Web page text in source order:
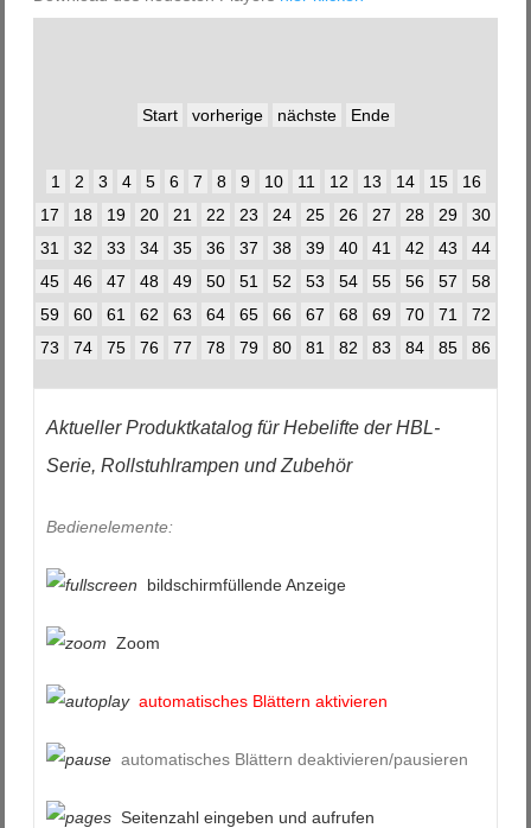
Start vorherige nächste Ende
1 2 3 4 5 6 7 8 9 10 11 12 13 14 15
16
17
18 19 20 21 22 23 24 25 26 27 28 29
30
31
32 33 34 35 36 37 38 39 40 41 42 43
44
45
46 47 48 49 50 51 52 53 54 55 56 57
58
59
60 61 62 63 64 65 66 67 68 69 70 71
72
73
74 75 76 77 78 79 80 81 82 83 84 85 86
Aktueller Produktkatalog für Hebelifte der HBL-
Serie, Rollstuhlrampen und Zubehör
Bedienelemente:
bildschirmfüllende Anzeige
Zoom
automatisches Blättern aktivieren
automatisches Blättern deaktivieren/pausieren
Seitenzahl eingeben und aufrufen